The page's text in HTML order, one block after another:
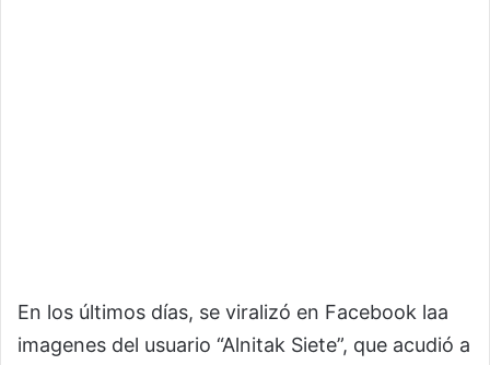
En los últimos días, se viralizó en Facebook laa
imagenes del usuario “Alnitak Siete”, que acudió a